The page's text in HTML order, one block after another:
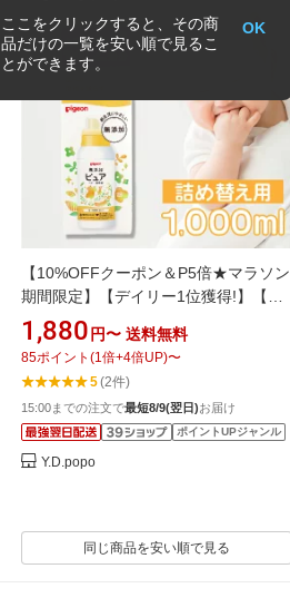
【10%OFFクーポン＆P5倍★マラソン
期間限定】【デイリー1位獲得!】【全
国送料無料!】ピジョン 赤ちゃんの柔
軟剤 ベビーソフター ひだまりフラワ
ーの香り 詰替用 2回分 つめかえ用
1000ml
1,880 円〜 送料無料
85ポイント (1倍+4倍UP)〜
5(2件)
15:00までの注文で最短8/9(翌日)お届け
ポイントUPジャンル
Y.D.popo
同じ商品を安い順で見る
ここをクリックすると、その商
品だけの一覧を安い順で見るこ
とができます。
OK